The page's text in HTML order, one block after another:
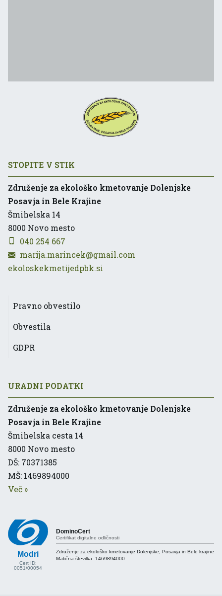
STOPITE V STIK
Združenje za ekološko kmetovanje Dolenjske
Posavja in Bele Krajine
Šmihelska 14
8000 Novo mesto
040 254 667
marija.marincek@gmail.com
ekoloskekmetijedpbk.si
Pravno obvestilo
Obvestila
GDPR
URADNI PODATKI
Združenje za ekološko kmetovanje Dolenjske
Posavja in Bele Krajine
Šmihelska cesta 14
8000 Novo mesto
DŠ: 70371385
MŠ: 1469894000
Več »
Modri
Cert ID:
0051/00054
DominoCert
Certifikat digitalne odličnosti
Združenje za ekološko kmetovanje Dolenjske, Posavja in Bele krajine
Matična številka: 1469894000